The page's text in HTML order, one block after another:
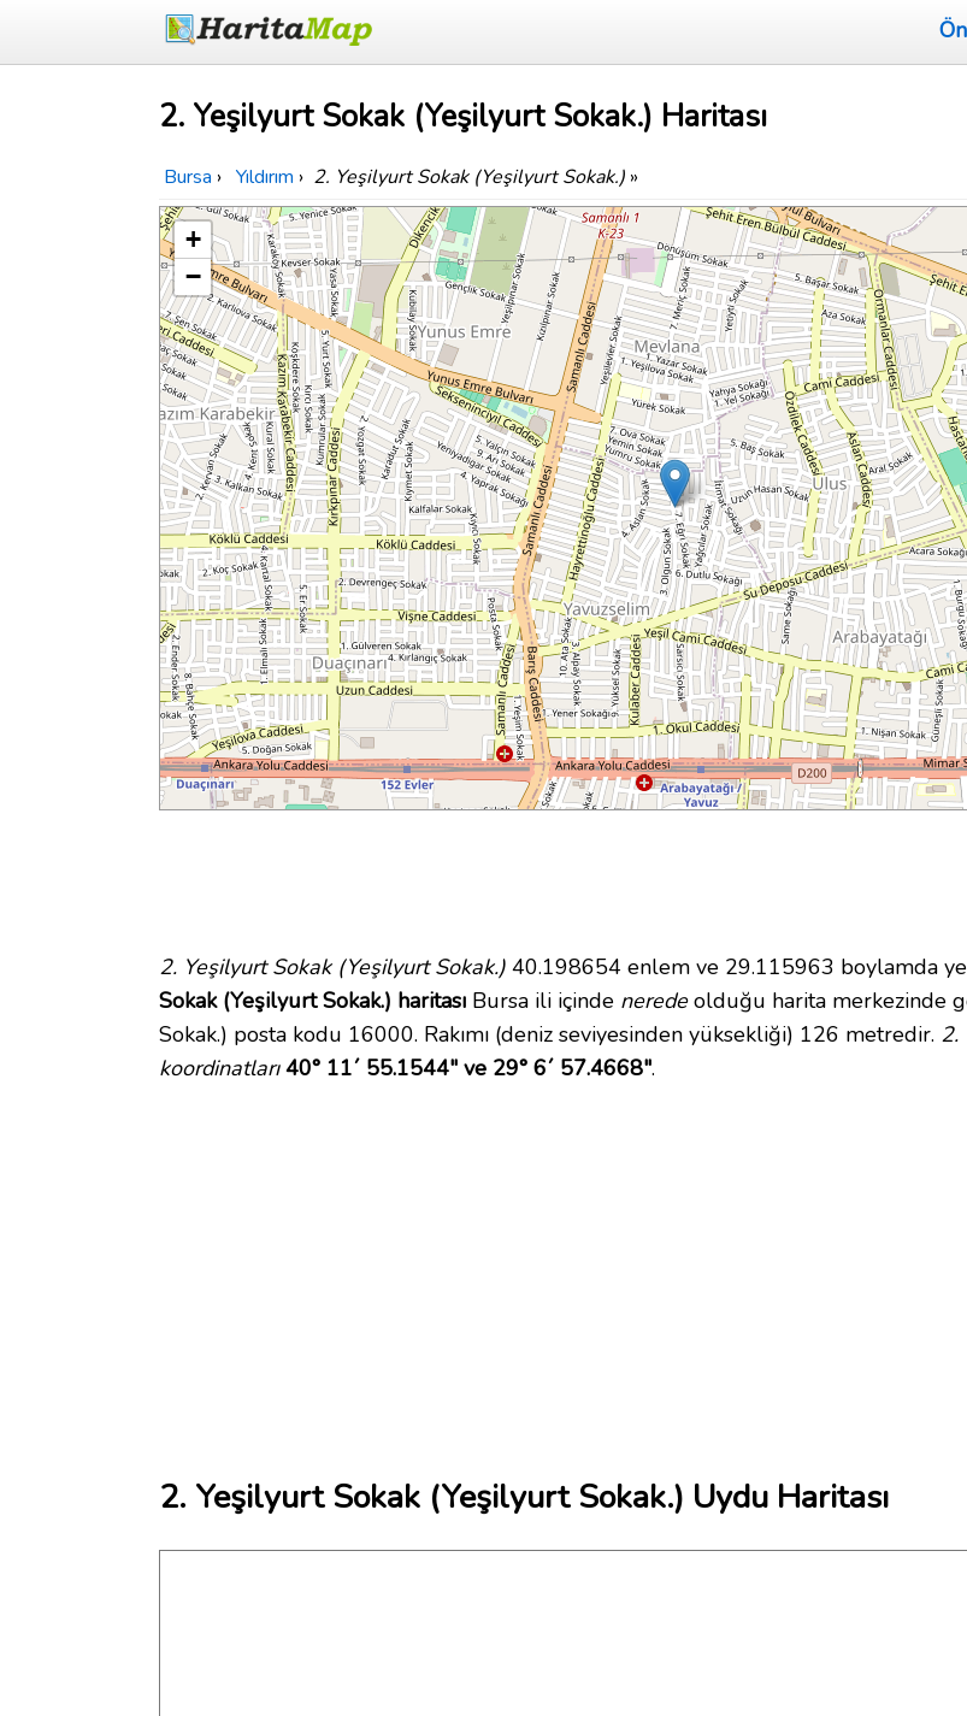
2. Yeşilyurt Sokak (Yeşilyurt Sokak.) Haritası
Bursa › Yıldırım › 2. Yeşilyurt Sokak (Yeşilyurt Sokak.) »
+
−
2. Yeşilyurt Sokak (Yeşilyurt Sokak.) 40.198654 enlem ve 29.115963 boylamda yer
Sokak (Yeşilyurt Sokak.) haritası Bursa ili içinde neredeolduğu harita merkezinde
Sokak.) posta kodu 16000. Rakımı (deniz seviyesinden yüksekliği) 126 metredir. 2.
koordinatları 40° 11´ 55.1544" ve 29° 6´ 57.4668".
2. Yeşilyurt Sokak (Yeşilyurt Sokak.) Uydu Haritası